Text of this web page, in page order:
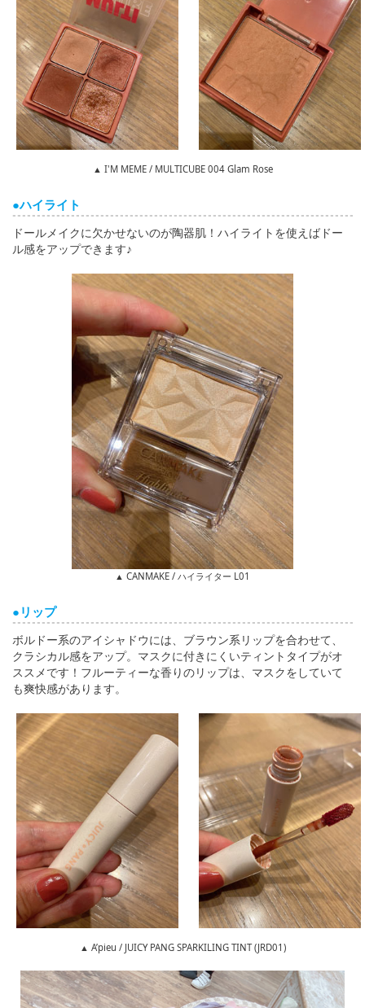
▲ I'M MEME / MULTICUBE 004 Glam Rose
●ハイライト
ドールメイクに欠かせないのが陶器肌！ハイライトを使えばドー
ル感をアップできます♪
▲ CANMAKE / ハイライター L01
●リップ
ボルドー系のアイシャドウには、ブラウン系リップを合わせて、
クラシカル感をアップ。マスクに付きにくいティントタイプがオ
ススメです！フルーティーな香りのリップは、マスクをしていて
も爽快感があります。
▲ A’pieu / JUICY PANG SPARKILING TINT (JRD01)